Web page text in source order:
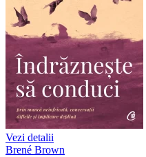
Vezi detalii
Brené Brown